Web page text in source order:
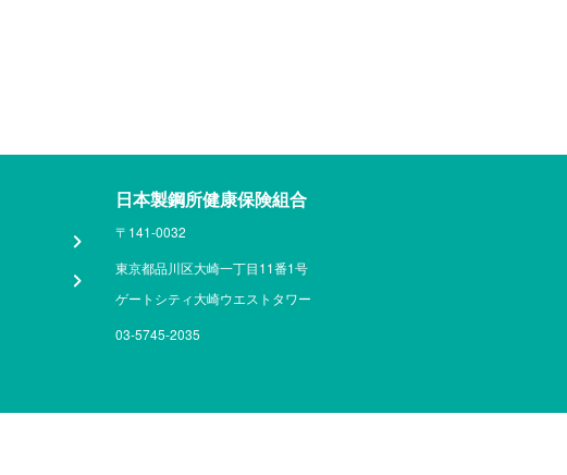
日本製鋼所健康保険組合
〒141-0032
東京都品川区大崎一丁目11番1号
ゲートシティ大崎ウエストタワー
03-5745-2035